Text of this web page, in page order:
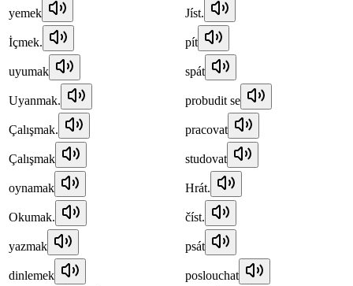
yemek Jíst.
İçmek. pít
uyumak spát
Uyanmak. probudit se
Çalışmak. pracovat
Çalışmak studovat
oynamak Hrát.
Okumak. číst.
yazmak psát
dinlemek poslouchat